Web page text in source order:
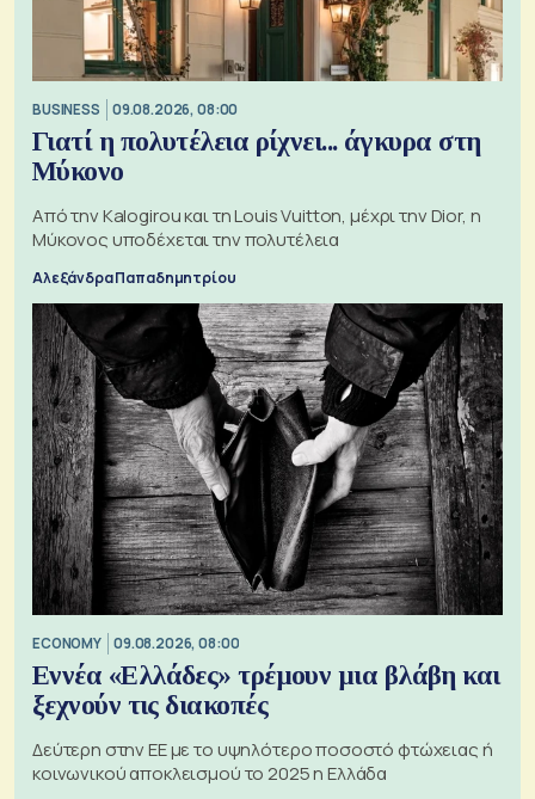
BUSINESS 09.08.2026, 08:00
Γιατί η πολυτέλεια ρίχνει... άγκυρα στη
Μύκονο
Από την Kalogirou και τη Louis Vuitton, μέχρι την Dior, η
Μύκονος υποδέχεται την πολυτέλεια
Αλεξάνδρα Παπαδημητρίου
ECONOMY 09.08.2026, 08:00
Εννέα «Ελλάδες» τρέμουν μια βλάβη και
ξεχνούν τις διακοπές
Δεύτερη στην ΕΕ με το υψηλότερο ποσοστό φτώχειας ή
κοινωνικού αποκλεισμού το 2025 η Ελλάδα